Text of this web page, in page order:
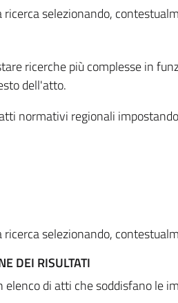
ricerca selezionando,
ricerche più complesse in
dell'atto.
normativi regionali
ricerca selezionando,
DEI RISULTATI
di atti che soddisfano le